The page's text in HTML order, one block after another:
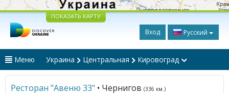
ПОКАЗАТЬ КАРТУ
Вход Русский
Меню Украина Центральная Кировоград
Ресторан "Aвеню 33" • Чернигов (336 км.)